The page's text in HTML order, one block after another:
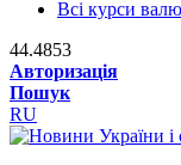
Всі курси
44.4853
Авторизація
Пошук
RU